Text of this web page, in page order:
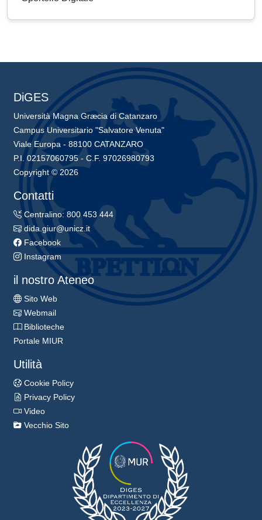
DiGES
Università Magna Græcia di Catanzaro
Campus Universitario "Salvatore Venuta"
Viale Europa - 88100 CATANZARO
P.I. 02157060795 - C.F. 97026980793
Copyright © 2026
Contatti
Centralino: 800 453 444
dida.giur@unicz.it
Facebook
Instagram
il nostro Ateneo
Sito Web
Webmail
Biblioteche
Portale MIUR
Utilità
Cookie Policy
Privacy Policy
Video
Vecchio Sito